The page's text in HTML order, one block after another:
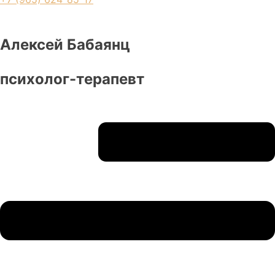
Алексей Бабаянц
психолог-терапевт